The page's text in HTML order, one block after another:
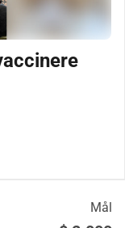
Mål